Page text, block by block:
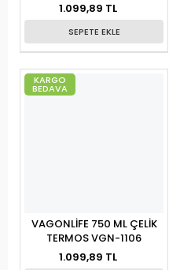
1.099,89 TL
SEPETE EKLE
KARGO
BEDAVA
VAGONLİFE 750 ML ÇELİK
TERMOS VGN-1106
1.099,89 TL